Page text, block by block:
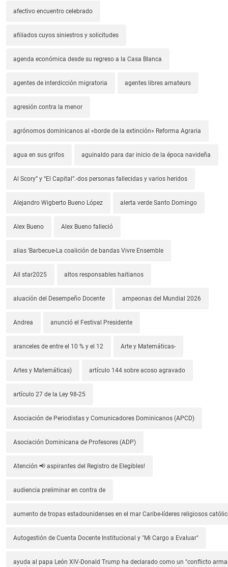
afectivo encuentro celebrado
afiliados cuyos siniestros y solicitudes
agenda económica desde su regreso a la Casa Blanca
agentes de interdicción migratoria agentes libres amateurs
agresión contra la menor
agrónomos dominicanos al «borde de la extinción» Reforma Agraria
agua en sus grifos aguinaldo para dar inicio de la época navideña
Al Scory” y “El Capital”.-dos personas fallecidas y varios heridos
Alejandro Wigberto Bueno López alerta verde Santo Domingo
Alex Bueno Alex Bueno falleció
alias ‘Barbecue-La coalición de bandas Vivre Ensemble
All star2025 altos responsables haitianos
aluación del Desempeño Docente ampeonas del Mundial 2026
Andrea anunció el Festival Presidente
aranceles de entre el 10 % y el 12 Arte y Matemáticas-
Artes y Matemáticas) artículo 144 sobre acoso agravado
artículo 27 de la Ley 98-25
Asociación de Periodistas y Comunicadores Dominicanos (APCD)
Asociación Dominicana de Profesores (ADP)
Atención 📢 aspirantes del Registro de Elegibles!
audiencia preliminar en contra de
aumento de tropas estadounidenses en el mar Caribe-líderes religiosos
Autogestión de Cuenta Docente Institucional y "Mi Cargo a Evaluar"
ayuda al papa León XIV-Donald Trump ha declarado como un "conflicto